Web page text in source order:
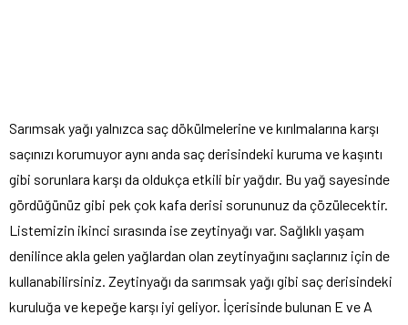
Sarımsak yağı yalnızca saç dökülmelerine ve kırılmalarına karşı
saçınızı korumuyor aynı anda saç derisindeki kuruma ve kaşıntı
gibi sorunlara karşı da oldukça etkili bir yağdır. Bu yağ sayesinde
gördüğünüz gibi pek çok kafa derisi sorununuz da çözülecektir.
Listemizin ikinci sırasında ise zeytinyağı var. Sağlıklı yaşam
denilince akla gelen yağlardan olan zeytinyağını saçlarınız için de
kullanabilirsiniz. Zeytinyağı da sarımsak yağı gibi saç derisindeki
kuruluğa ve kepeğe karşı iyi geliyor. İçerisinde bulunan E ve A